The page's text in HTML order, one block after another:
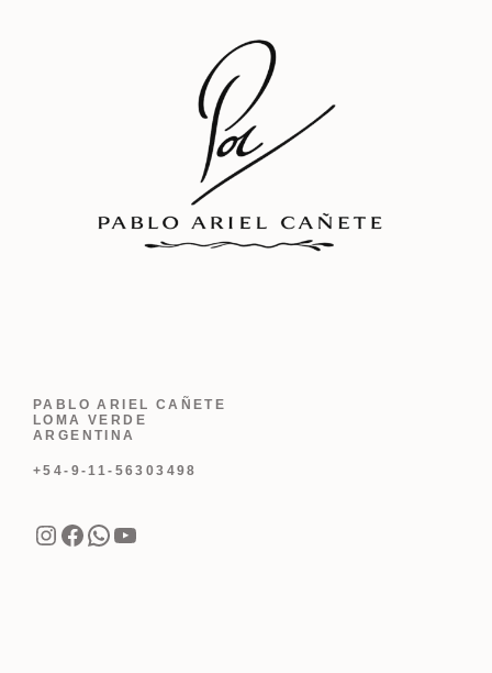
PABLO ARIEL CAÑETE
LOMA VERDE
ARGENTINA
+54-9-11-56303498
Instagram
Facebook
WhatsApp
YouTube